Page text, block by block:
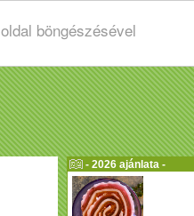
böngészésével
- 2026 ajánlata -